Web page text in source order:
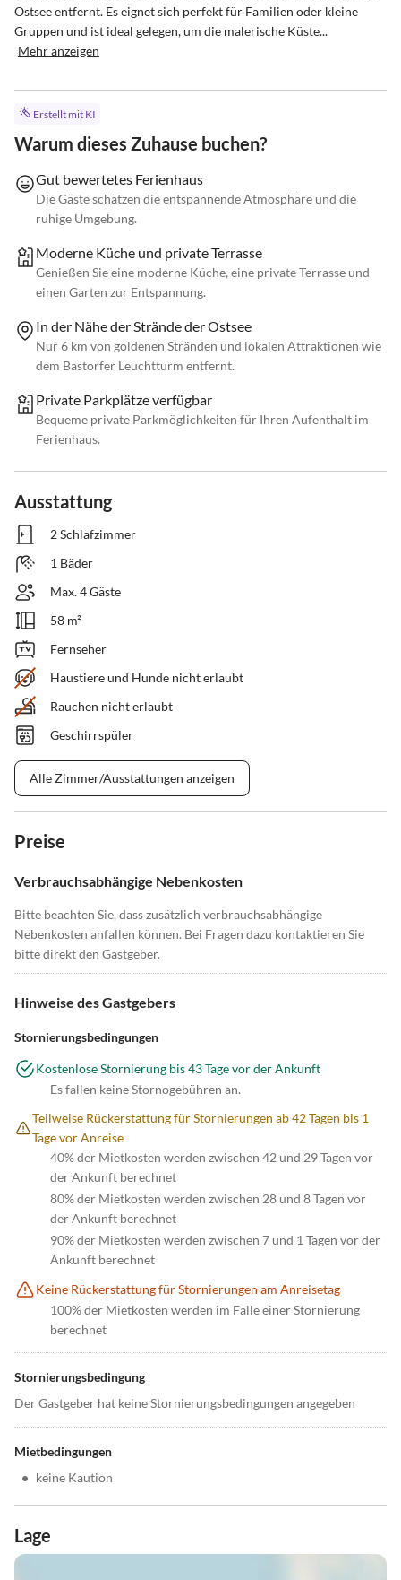
Ostsee entfernt. Es eignet sich perfekt für Familien oder kleine
Gruppen und ist ideal gelegen, um die malerische Küste...
Mehr anzeigen
Erstellt mit KI
Warum dieses Zuhause buchen?
Gut bewertetes Ferienhaus
Die Gäste schätzen die entspannende Atmosphäre und die
ruhige Umgebung.
Moderne Küche und private Terrasse
Genießen Sie eine moderne Küche, eine private Terrasse und
einen Garten zur Entspannung.
In der Nähe der Strände der Ostsee
Nur 6 km von goldenen Stränden und lokalen Attraktionen wie
dem Bastorfer Leuchtturm entfernt.
Private Parkplätze verfügbar
Bequeme private Parkmöglichkeiten für Ihren Aufenthalt im
Ferienhaus.
Ausstattung
2 Schlafzimmer
1 Bäder
Max. 4 Gäste
58 m²
Fernseher
Haustiere und Hunde nicht erlaubt
Rauchen nicht erlaubt
Geschirrspüler
Alle Zimmer/Ausstattungen anzeigen
Preise
Verbrauchsabhängige Nebenkosten
Bitte beachten Sie, dass zusätzlich verbrauchsabhängige
Nebenkosten anfallen können. Bei Fragen dazu kontaktieren Sie
bitte direkt den Gastgeber.
Hinweise des Gastgebers
Stornierungsbedingungen
Kostenlose Stornierung bis 43 Tage vor der Ankunft
Es fallen keine Stornogebühren an.
Teilweise Rückerstattung für Stornierungen ab 42 Tagen bis 1
Tage vor Anreise
40% der Mietkosten werden zwischen 42 und 29 Tagen vor
der Ankunft berechnet
80% der Mietkosten werden zwischen 28 und 8 Tagen vor
der Ankunft berechnet
90% der Mietkosten werden zwischen 7 und 1 Tagen vor der
Ankunft berechnet
Keine Rückerstattung für Stornierungen am Anreisetag
100% der Mietkosten werden im Falle einer Stornierung
berechnet
Stornierungsbedingung
Der Gastgeber hat keine Stornierungsbedingungen angegeben
Mietbedingungen
• keine Kaution
Lage